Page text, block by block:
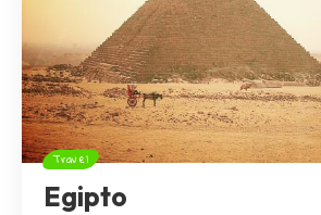
Travel
Egipto